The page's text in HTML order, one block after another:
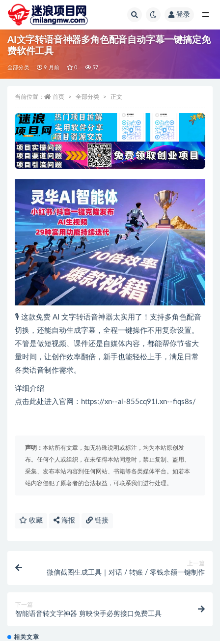
登录
AI文字转语音神器多角色配音自动字幕一键搞定免
费软件工具
全部分类 9 月前 0 57
当前位置： 首页 全部分类 正文
🎙️ 这款免费 AI 文字转语音神器太实用了！支持多角色配音
切换，还能自动生成字幕，全程一键操作不用复杂设置。
不管是做短视频、课件还是自媒体内容，都能帮你节省大
量时间，让创作效率翻倍，新手也能轻松上手，满足日常
各类语音制作需求。
详细介绍
点击此处进入官网：https://xn--ai-855cq91i.xn--fiqs8s/
声明： 本站所有文章，如无特殊说明或标注，均为本站原创发
布。任何个人或组织，在未征得本站同意时，禁止复制、盗用、
采集、发布本站内容到任何网站、书籍等各类媒体平台。如若本
站内容侵犯了原著者的合法权益，可联系我们进行处理。
收藏 海报 链接
上一篇
微信截图生成工具｜对话 / 转账 / 零钱余额一键制作
下一篇
智能语音转文字神器 剪映快手必剪接口免费工具
相关文章
全部